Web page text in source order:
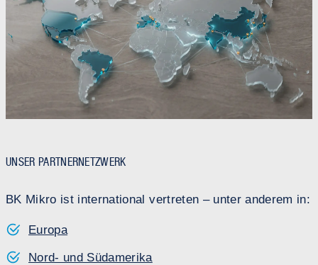
UNSER PARTNERNETZWERK
BK Mikro ist international vertreten – unter anderem in:
Europa
Nord- und Südamerika